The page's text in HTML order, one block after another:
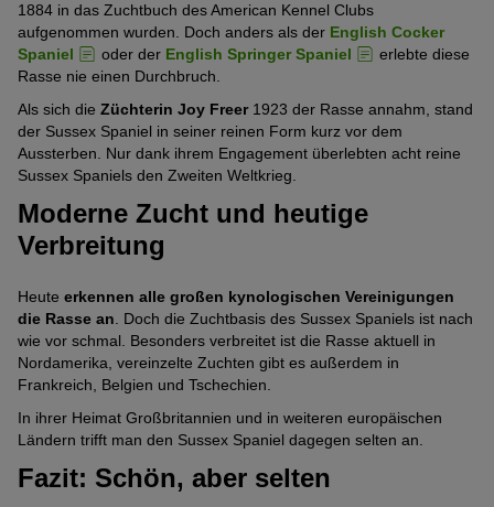
1884 in das Zuchtbuch des American Kennel Clubs
aufgenommen wurden. Doch anders als der English Cocker
Spaniel
oder der English Springer Spaniel
erlebte diese
Rasse nie einen Durchbruch.
Als sich die Züchterin Joy Freer1923 der Rasse annahm, stand
der Sussex Spaniel in seiner reinen Form kurz vor dem
Aussterben. Nur dank ihrem Engagement überlebten acht reine
Sussex Spaniels den Zweiten Weltkrieg.
Moderne Zucht und heutige
Verbreitung
Heute erkennen alle großen kynologischen Vereinigungen
die Rasse an . Doch die Zuchtbasis des Sussex Spaniels ist nach
wie vor schmal. Besonders verbreitet ist die Rasse aktuell in
Nordamerika, vereinzelte Zuchten gibt es außerdem in
Frankreich, Belgien und Tschechien.
In ihrer Heimat Großbritannien und in weiteren europäischen
Ländern trifft man den Sussex Spaniel dagegen selten an.
Fazit: Schön, aber selten